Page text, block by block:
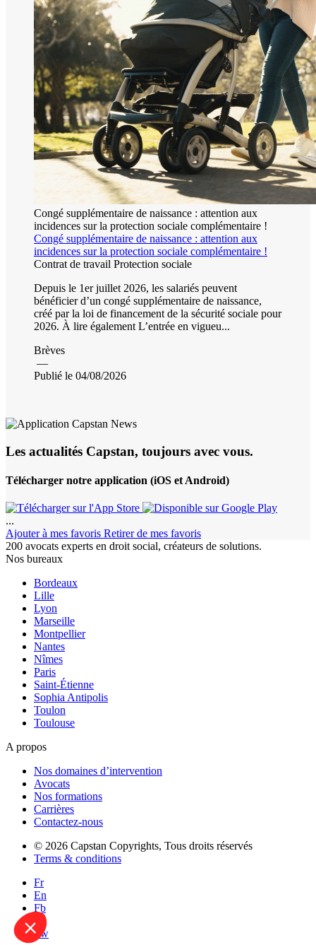
Congé supplémentaire de naissance : attention aux
incidences sur la protection sociale complémentaire !
Congé supplémentaire de naissance : attention aux
incidences sur la protection sociale complémentaire !
Contrat de travail Protection sociale
Depuis le 1er juillet 2026, les salariés peuvent
bénéficier d’un congé supplémentaire de naissance,
créé par la loi de financement de la sécurité sociale pour
2026. À lire également L’entrée en vigueu...
Brèves
—
Publié le 04/08/2026
Les actualités Capstan, toujours avec vous.
Télécharger notre application (iOS et Android)
...
Ajouter à mes favoris Retirer de mes favoris
200 avocats experts en droit social, créateurs de solutions.
Nos bureaux
Bordeaux
Lille
Lyon
Marseille
Montpellier
Nantes
Nîmes
Paris
Saint-Étienne
Sophia Antipolis
Toulon
Toulouse
A propos
Nos domaines d’intervention
Avocats
Nos formations
Carrières
Contactez-nous
© 2026 Capstan Copyrights, Tous droits réservés
Terms & conditions
Fr
En
Fb
In
Tw